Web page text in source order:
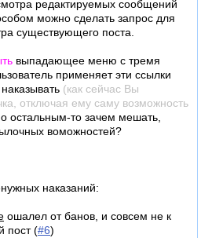
еще когда делал BBCodes, но
сложность — в определении
находится цитируемое
же, у разных пользователей
от выставленного в
на страницу). Для этого нужно
делать к базе (что является
как если на странице двадцать
эти 20 и вырастет), либо рушить
так и планировалось. Но, как я
одного сообщения на страницу не
редактируемых сообщений
можно сделать запрос для
существующего поста.
выпадающее меню с тремя
применяет эти ссылки
(как сейчас Вы
отключая ему саму возможность
остальным-то зачем мешать,
воможностей?
наказаний:
ошалел от банов, и совсем не к
пост (#6)